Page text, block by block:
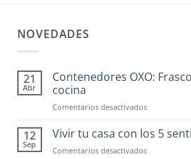
NOVEDADES
21
Abr
Contenedores OXO:
cocina
Comentarios desactivadosen
OXO:
Frascos
hermticos
12
Sep
Vivir tu casa con los 5
Comentarios desactivadosen